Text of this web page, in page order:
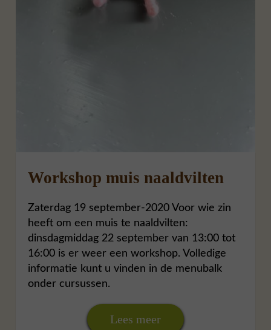
Workshop muis naaldvilten
Zaterdag 19 september-2020 Voor wie zin
heeft om een muis te naaldvilten:
dinsdagmiddag 22 september van 13:00 tot
16:00 is er weer een workshop. Volledige
informatie kunt u vinden in de menubalk
onder cursussen.
Lees meer